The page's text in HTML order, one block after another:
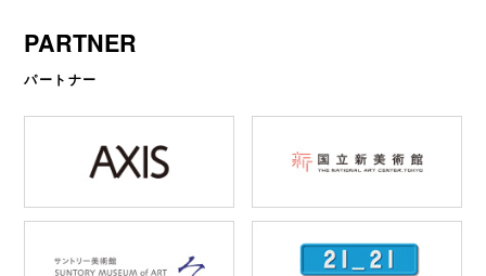
PARTNER
パートナー